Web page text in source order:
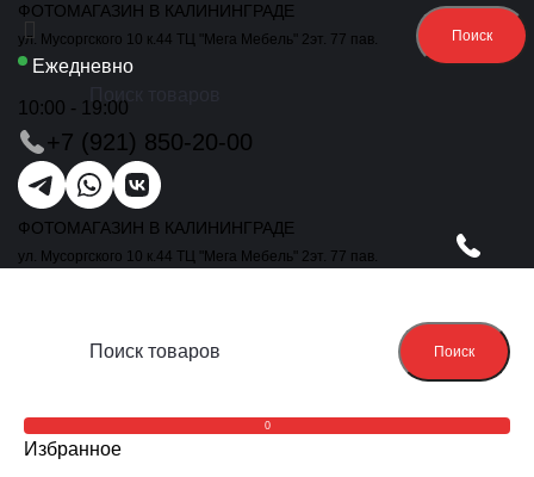
ФОТОМАГАЗИН В КАЛИНИНГРАДЕ
ул. Мусоргского 10 к.44 ТЦ "Мега Мебель" 2эт. 77 пав.
Ежедневно
10:00 - 19:00
+7 (921) 850-20-00
ФОТОМАГАЗИН В КАЛИНИНГРАДЕ
ул. Мусоргского 10 к.44 ТЦ "Мега Мебель" 2эт. 77 пав.
Поиск
0
Избранное
Поиск